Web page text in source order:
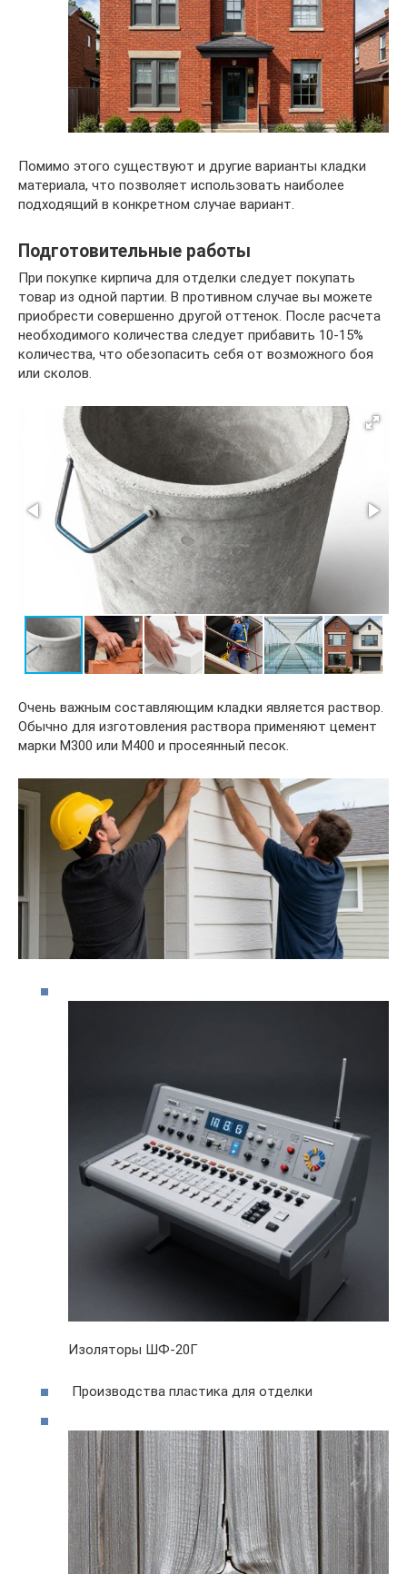
Помимо этого существуют и другие варианты кладки
материала, что позволяет использовать наиболее
подходящий в конкретном случае вариант.
Подготовительные работы
При покупке кирпича для отделки следует покупать
товар из одной партии. В противном случае вы можете
приобрести совершенно другой оттенок. После расчета
необходимого количества следует прибавить 10-15%
количества, что обезопасить себя от возможного боя
или сколов.
Очень важным составляющим кладки является раствор.
Обычно для изготовления раствора применяют цемент
марки М300 или М400 и просеянный песок.
Изоляторы ШФ-20Г
Производства пластика для отделки